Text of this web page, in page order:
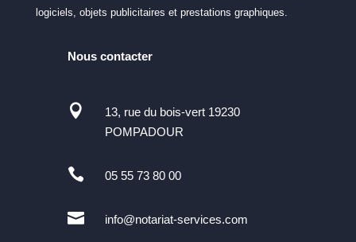
logiciels, objets publicitaires et prestations graphiques.
Nous contacter

13, rue du bois-vert 19230
POMPADOUR
 05 55 73 80 00
 info@notariat-services.com